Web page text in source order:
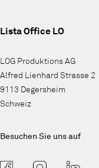
Lista Office LO
LOG Produktions AG
Alfred Lienhard Strasse 2
9113 Degersheim
Schweiz
Besuchen Sie uns auf